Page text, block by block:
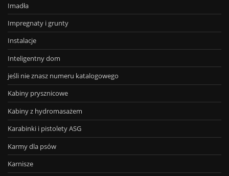
Imadła
Impregnaty i grunty
Instalacje
Inteligentny dom
jeśli nie znasz numeru katalogowego
Kabiny prysznicowe
Kabiny z hydromasażem
Karabinki i pistolety ASG
Karmy dla psów
Karnisze